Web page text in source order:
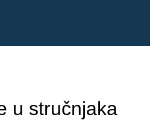
u stručnjaka